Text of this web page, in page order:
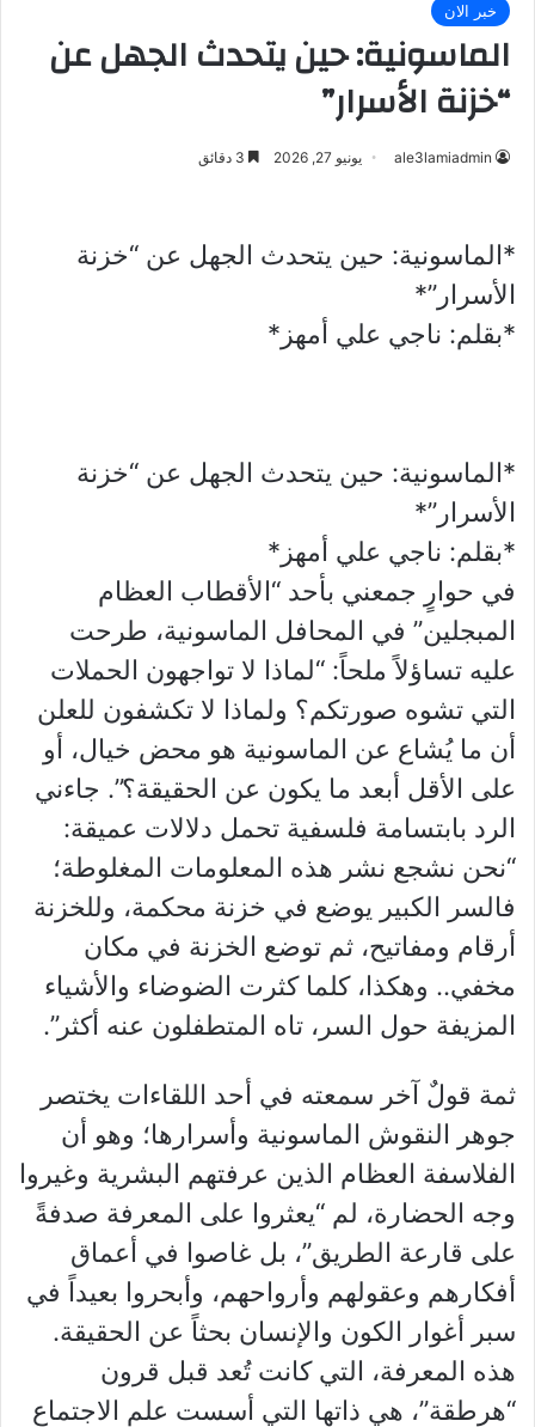
خبر الان
الماسونية: حين يتحدث الجهل عن
“خزنة الأسرار”
ale3lamiadmin يونيو 27, 2026
*الماسونية: حين يتحدث الجهل عن “خزنة
الأسرار”*
*بقلم: ناجي علي أمهز*
*الماسونية: حين يتحدث الجهل عن “خزنة
الأسرار”*
*بقلم: ناجي علي أمهز*
في حوارٍ جمعني بأحد “الأقطاب العظام
المبجلين” في المحافل الماسونية، طرحت
عليه تساؤلاً ملحاً: “لماذا لا تواجهون الحملات
التي تشوه صورتكم؟ ولماذا لا تكشفون للعلن
أن ما يُشاع عن الماسونية هو محض خيال، أو
على الأقل أبعد ما يكون عن الحقيقة؟”. جاءني
الرد بابتسامة فلسفية تحمل دلالات عميقة:
“نحن نشجع نشر هذه المعلومات المغلوطة؛
فالسر الكبير يوضع في خزنة محكمة، وللخزنة
أرقام ومفاتيح، ثم توضع الخزنة في مكان
مخفي.. وهكذا، كلما كثرت الضوضاء والأشياء
المزيفة حول السر، تاه المتطفلون عنه أكثر”.
ثمة قولٌ آخر سمعته في أحد اللقاءات يختصر
جوهر النقوش الماسونية وأسرارها؛ وهو أن
الفلاسفة العظام الذين عرفتهم البشرية وغيروا
وجه الحضارة، لم “يعثروا على المعرفة صدفةً
على قارعة الطريق”، بل غاصوا في أعماق
أفكارهم وعقولهم وأرواحهم، وأبحروا بعيداً في
سبر أغوار الكون والإنسان بحثاً عن الحقيقة.
هذه المعرفة، التي كانت تُعد قبل قرون
“هرطقة”، هي ذاتها التي أسست علم الاجتماع